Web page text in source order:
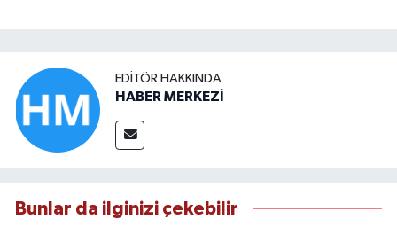
EDITÖR HAKKINDA
HABER MERKEZİ
Bunlar da ilginizi çekebilir